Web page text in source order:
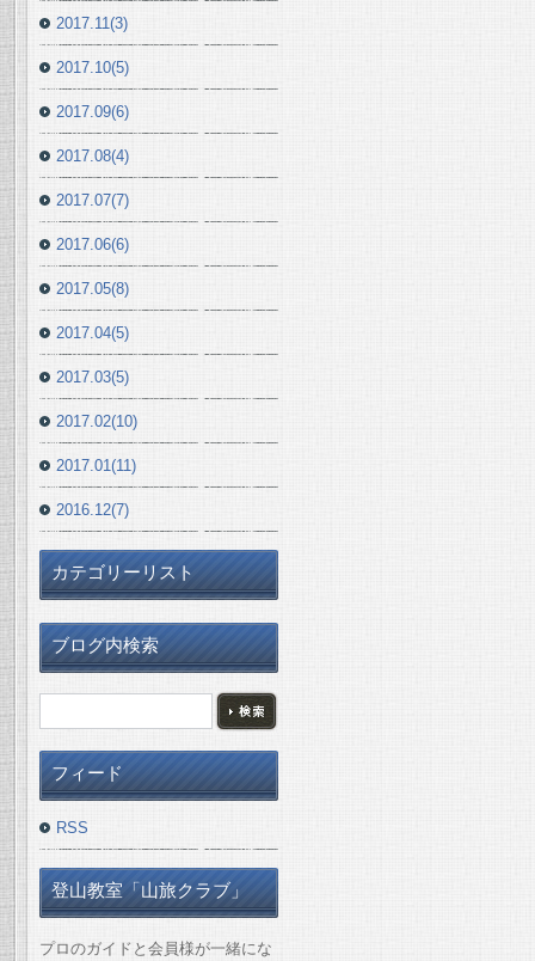
2017.11(3)
2017.10(5)
2017.09(6)
2017.08(4)
2017.07(7)
2017.06(6)
2017.05(8)
2017.04(5)
2017.03(5)
2017.02(10)
2017.01(11)
2016.12(7)
カテゴリーリスト
ブログ内検索
フィード
RSS
登山教室「山旅クラブ」
プロのガイドと会員様が一緒にな